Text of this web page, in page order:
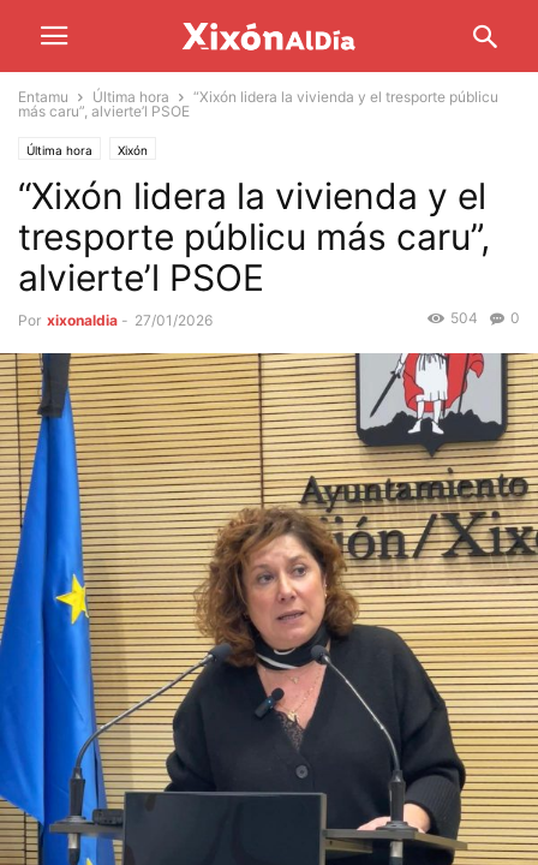
Entamu Última hora
“Xixón lidera la vivienda y el tresporte públicu
más caru”, alvierte’l PSOE
Última hora Xixón
“Xixón lidera la vivienda y el
tresporte públicu más caru”,
alvierte’l PSOE
Por xixonaldia - 27/01/2026 0
504